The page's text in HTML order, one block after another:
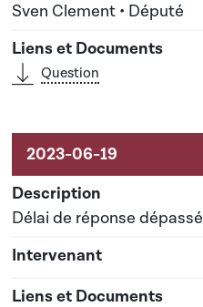
Sven Clement • Député
Question
Délai de réponse dépassé